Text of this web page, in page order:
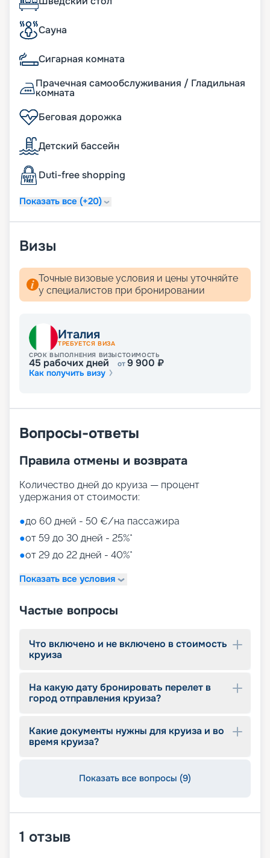
информацию. Вас ждет роскошный комфорт
MSC Musica!
Сауна
Сигарная комната
Прачечная самообслуживания / Гладильная
комната
Беговая дорожка
Детский бассейн
Duti-free shopping
Показать все (+20)
Визы
Точные визовые условия и цены уточняйте
у специалистов при бронировании
Италия
ТРЕБУЕТСЯ ВИЗА
СРОК ВЫПОЛНЕНИЯ ВИЗЫ
45 рабочих дней
СТОИМОСТЬ
от9 900 ₽
Как получить визу
Вопросы-ответы
Правила отмены и возврата
Количество дней до круиза — процент
удержания от стоимости:
●до 60 дней - 50 €/на пассажира
●от 59 до 30 дней - 25%*
●от 29 до 22 дней - 40%*
Показать все условия
Частые вопросы
Что включено и не включено в стоимость
круиза
На какую дату бронировать перелет в
город отправления круиза?
Какие документы нужны для круиза и во
время круиза?
Показать все вопросы (9)
1 отзыв